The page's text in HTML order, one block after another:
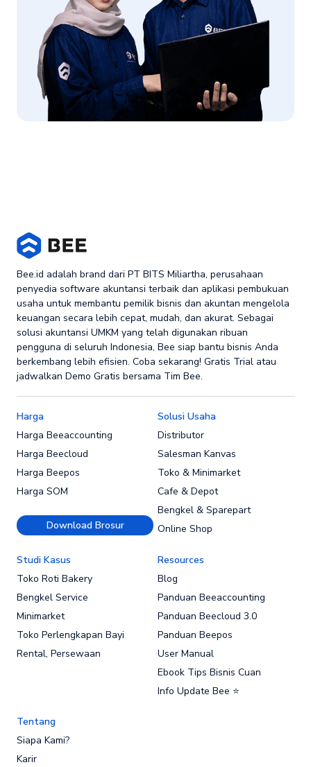
Bee.id adalah brand dari PT BITS Miliartha, perusahaan
penyedia software akuntansi terbaik dan aplikasi pembukuan
usaha untuk membantu pemilik bisnis dan akuntan mengelola
keuangan secara lebih cepat, mudah, dan akurat. Sebagai
solusi akuntansi UMKM yang telah digunakan ribuan
pengguna di seluruh Indonesia, Bee siap bantu bisnis Anda
berkembang lebih efisien. Coba sekarang! Gratis Trial atau
jadwalkan Demo Gratis bersama Tim Bee.
Harga
Harga Beeaccounting
Harga Beecloud
Harga Beepos
Harga SOM
Download Brosur
Solusi Usaha
Distributor
Salesman Kanvas
Toko & Minimarket
Cafe & Depot
Bengkel & Sparepart
Online Shop
Studi Kasus
Toko Roti Bakery
Bengkel Service
Minimarket
Toko Perlengkapan Bayi
Rental, Persewaan
Resources
Blog
Panduan Beeaccounting
Panduan Beecloud 3.0
Panduan Beepos
User Manual
Ebook Tips Bisnis Cuan
Info Update Bee ⭐
Tentang
Siapa Kami?
Karir